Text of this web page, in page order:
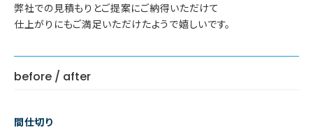
弊社での見積もりとご提案にご納得いただけて
仕上がりにもご満足いただけたようで嬉しいです。
before / after
間仕切り